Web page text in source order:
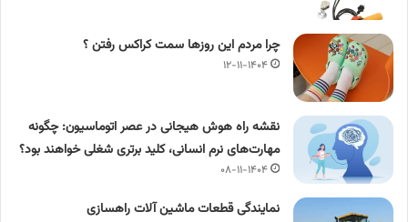
چرا مردم این روزها سمت کراکس رفتن ؟
۱۲-۱۱-۱۴۰۴
نقشه راه هوش هیجانی در عصر اتوماسیون: چگونه
مهارت‌های نرم انسانی، کلید برتری شغلی خواهند بود؟
۰۸-۱۱-۱۴۰۴
نمایندگی قطعات ماشین آلات راهسازی